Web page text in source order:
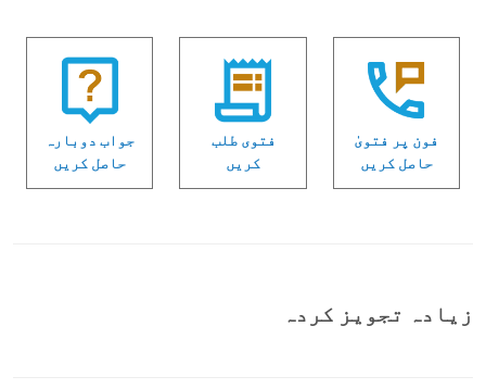
فون پر فتویٰ
حاصل کریں
فتوی طلب
کریں
جواب دوبارہ
حاصل کریں
زیادہ تجویز کردہ